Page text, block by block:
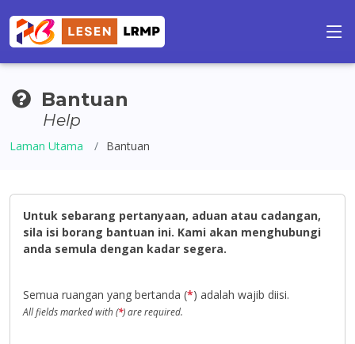
Bantuan
Help
Laman Utama Bantuan
Untuk sebarang pertanyaan, aduan atau cadangan,
sila isi borang bantuan ini. Kami akan menghubungi
anda semula dengan kadar segera.
Semua ruangan yang bertanda (*) adalah wajib diisi.
All fields marked with (*) are required.